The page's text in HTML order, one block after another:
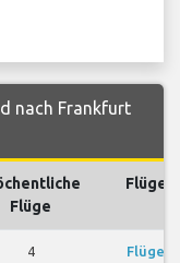
nach Frankfurt
Flüge
Flüge
4
Flüge